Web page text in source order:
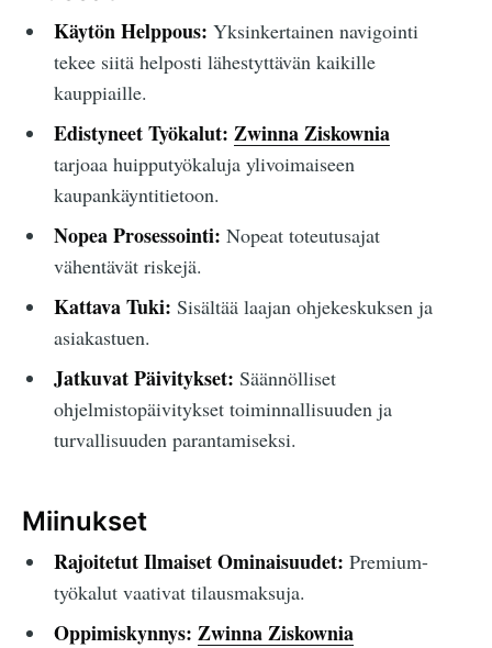
Käytön Helppous: Yksinkertainen navigointi
tekee siitä helposti lähestyttävän kaikille
kauppiaille.
Edistyneet Työkalut: Zwinna Ziskownia
tarjoaa huipputyökaluja ylivoimaiseen
kaupankäyntitietoon.
Nopea Prosessointi: Nopeat toteutusajat
vähentävät riskejä.
Kattava Tuki: Sisältää laajan ohjekeskuksen ja
asiakastuen.
Jatkuvat Päivitykset: Säännölliset
ohjelmistopäivitykset toiminnallisuuden ja
turvallisuuden parantamiseksi.
Miinukset
Rajoitetut Ilmaiset Ominaisuudet: Premium-
työkalut vaativat tilausmaksuja.
Oppimiskynnys: Zwinna Ziskownia